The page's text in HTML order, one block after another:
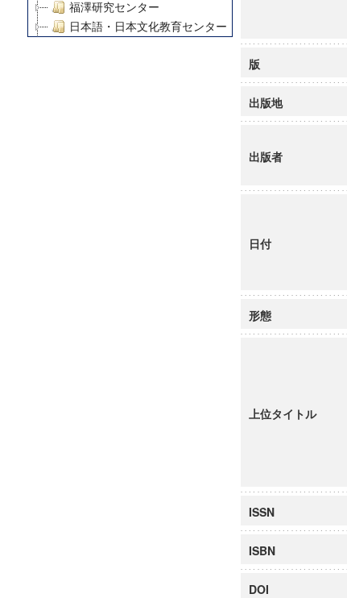
福澤研究センター
日本語・日本文化教育センター
デジタルメディア・コンテンツ統合研究センター
グローバルリサーチインスティテュート
慶應義塾大学グローバルCOEプログラム市民社会ガバ
慶應義塾大学グローバルCOEプログラム論理と感性
博士課程教育リーディングプログラム「超成熟社会発
版
出版地
出版者
日付
形態
上位タイトル
ISSN
ISBN
DOI